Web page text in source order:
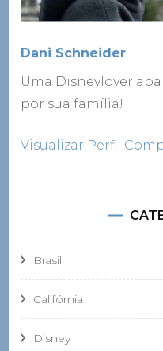
Dani Schneider
Uma Disneylover
por sua família!
Visualizar Perfil
Brasil
Califórnia
Disney